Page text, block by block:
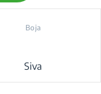
Boja
Siva